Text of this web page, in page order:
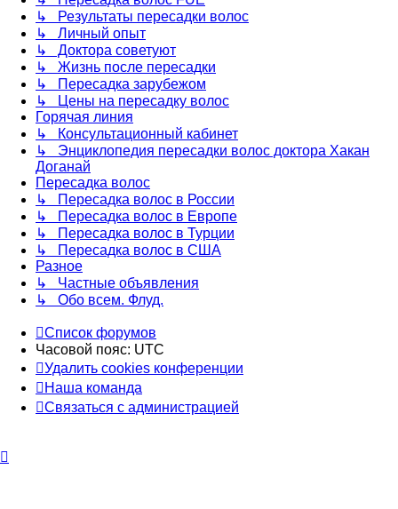
↳ Результаты пересадки волос
↳ Личный опыт
↳ Доктора советуют
↳ Жизнь после пересадки
↳ Пересадка зарубежом
↳ Цены на пересадку волос
Горячая линия
↳ Консультационный кабинет
↳ Энциклопедия пересадки волос доктора Хакан
Доганай
Пересадка волос
↳ Пересадка волос в России
↳ Пересадка волос в Европе
↳ Пересадка волос в Турции
↳ Пересадка волос в США
Разное
↳ Частные объявления
↳ Обо всем. Флуд.
Список форумов
Часовой пояс: UTC
Удалить cookies конференции
Наша команда
Связаться с администрацией